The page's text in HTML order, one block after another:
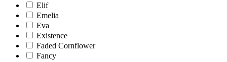
Elif
Emelia
Eva
Existence
Faded Cornflower
Fancy